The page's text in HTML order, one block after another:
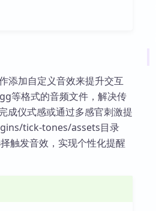
添加自定义音效来提升交互
等格式的音频文件，解决传
成仪式感或通过多感官刺激提
tick-tones/assets目录
触发音效，实现个性化提醒